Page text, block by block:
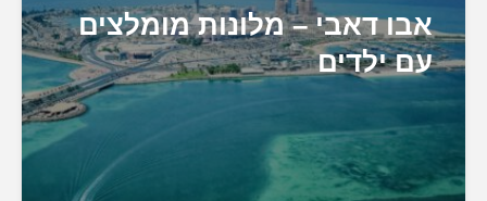
אבו דאבי – מלונות מומלצים
עם ילדים